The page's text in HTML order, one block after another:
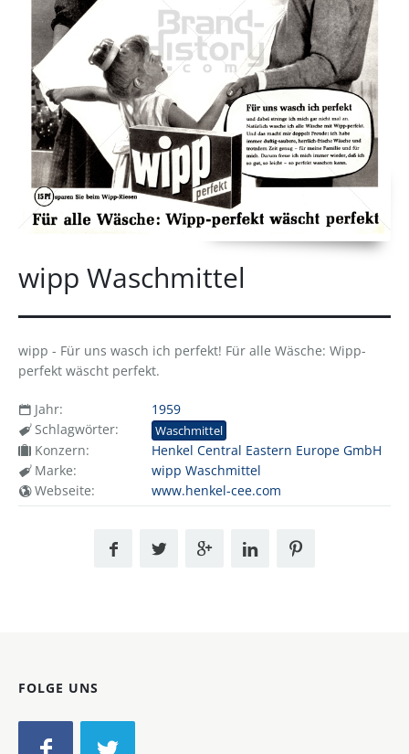
Epoche
wipp Waschmittel
wipp - Für uns wasch ich perfekt! Für alle Wäsche: Wipp-
perfekt wäscht perfekt.
Jahr:
1959
Schlagwörter:
Waschmittel
Konzern:
Henkel Central Eastern Europe GmbH
Marke:
wipp Waschmittel
Webseite:
www.henkel-cee.com
FOLGE UNS